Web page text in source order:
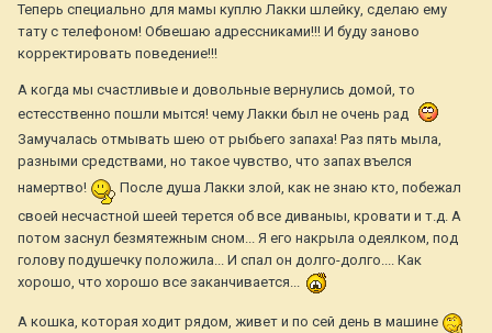
Теперь специально для мамы куплю Лакки шлейку, сделаю ему
тату с телефоном! Обвешаю адрессниками!!! И буду заново
корректировать поведение!!!
А когда мы счастливые и довольные вернулись домой, то
естесственно пошли мытся! чему Лакки был не очень рад
Замучалась отмывать шею от рыбьего запаха! Раз пять мыла,
разными средствами, но такое чувство, что запах въелся
намертво!
После душа Лакки злой, как не знаю кто, побежал
своей несчастной шеей терется об все диваныы, кровати и т.д. А
потом заснул безмятежным сном... Я его накрыла одеялком, под
голову подушечку положила... И спал он долго-долго.... Как
хорошо, что хорошо все заканчивается...
А кошка, которая ходит рядом, живет и по сей день в машине